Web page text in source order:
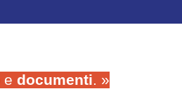
e documenti. »